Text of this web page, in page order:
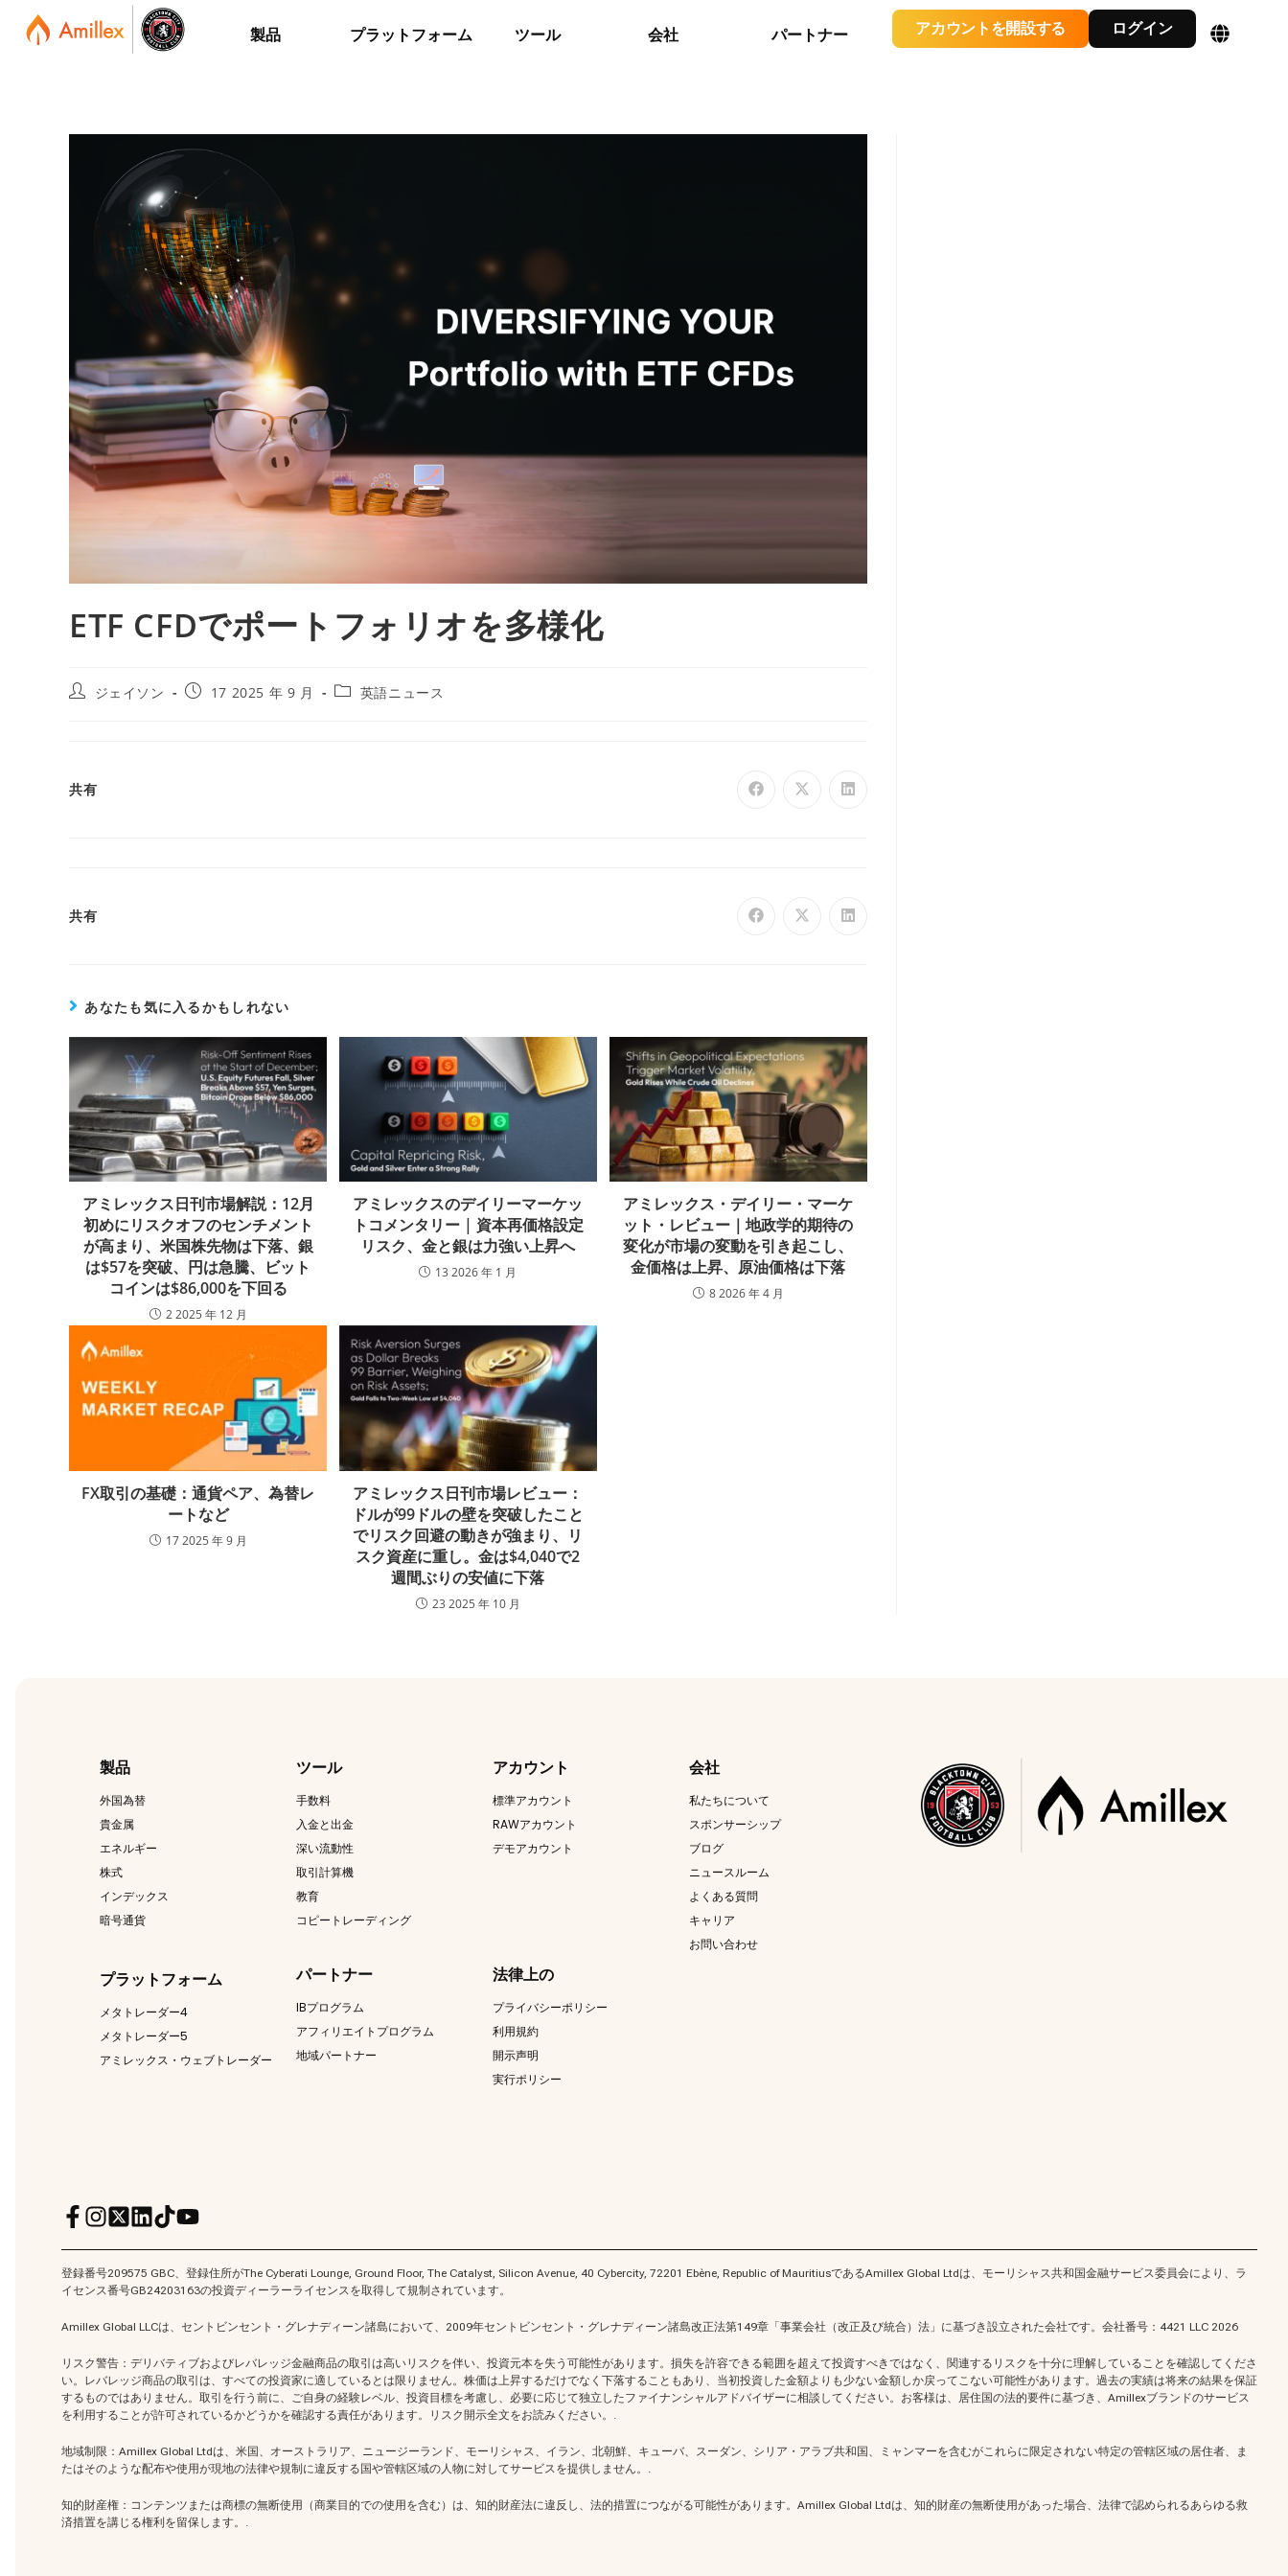
製品 プラットフォーム ツール 会社 パートナー アカウントを開設する ログイン
ETF CFDでポートフォリオを多様化
ジェイソン 17 2025 年 9 月 英語ニュース
共有
共有
あなたも気に入るかもしれない
アミレックス日刊市場解説：12月
初めにリスクオフのセンチメント
が高まり、米国株先物は下落、銀
は$57を突破、円は急騰、ビット
コインは$86,000を下回る
2 2025 年 12 月
アミレックスのデイリーマーケッ
トコメンタリー | 資本再価格設定
リスク、金と銀は力強い上昇へ
13 2026 年 1 月
アミレックス・デイリー・マーケ
ット・レビュー｜地政学的期待の
変化が市場の変動を引き起こし、
金価格は上昇、原油価格は下落
8 2026 年 4 月
FX取引の基礎：通貨ペア、為替レ
ートなど
17 2025 年 9 月
アミレックス日刊市場レビュー：
ドルが99ドルの壁を突破したこと
でリスク回避の動きが強まり、リ
スク資産に重し。金は$4,040で2
週間ぶりの安値に下落
23 2025 年 10 月
製品
外国為替
貴金属
エネルギー
株式
インデックス
暗号通貨
ツール
手数料
入金と出金
深い流動性
取引計算機
教育
コピートレーディング
アカウント
標準アカウント
RAWアカウント
デモアカウント
会社
私たちについて
スポンサーシップ
ブログ
ニュースルーム
よくある質問
キャリア
お問い合わせ
プラットフォーム
メタトレーダー4
メタトレーダー5
アミレックス・ウェブトレーダー
パートナー
IBプログラム
アフィリエイトプログラム
地域パートナー
法律上の
プライバシーポリシー
利用規約
開示声明
実行ポリシー
登録番号209575 GBC、登録住所がThe Cyberati Lounge, Ground Floor, The Catalyst, Silicon Avenue, 40 Cybercity, 72201 Ebène, Republic of MauritiusであるAmillex Global Ltdは、モーリシャス共和国金融サービス委員会により、ラ
イセンス番号GB24203163の投資ディーラーライセンスを取得して規制されています。
Amillex Global LLCは、セントビンセント・グレナディーン諸島において、2009年セントビンセント・グレナディーン諸島改正法第149章「事業会社（改正及び統合）法」に基づき設立された会社です。会社番号：4421 LLC 2026
リスク警告：デリバティブおよびレバレッジ金融商品の取引は高いリスクを伴い、投資元本を失う可能性があります。損失を許容できる範囲を超えて投資すべきではなく、関連するリスクを十分に理解していることを確認してくださ
い。レバレッジ商品の取引は、すべての投資家に適しているとは限りません。株価は上昇するだけでなく下落することもあり、当初投資した金額よりも少ない金額しか戻ってこない可能性があります。過去の実績は将来の結果を保証
するものではありません。取引を行う前に、ご自身の経験レベル、投資目標を考慮し、必要に応じて独立したファイナンシャルアドバイザーに相談してください。お客様は、居住国の法的要件に基づき、Amillexブランドのサービス
を利用することが許可されているかどうかを確認する責任があります。リスク開示全文をお読みください。.
地域制限：Amillex Global Ltdは、米国、オーストラリア、ニュージーランド、モーリシャス、イラン、北朝鮮、キューバ、スーダン、シリア・アラブ共和国、ミャンマーを含むがこれらに限定されない特定の管轄区域の居住者、ま
たはそのような配布や使用が現地の法律や規制に違反する国や管轄区域の人物に対してサービスを提供しません。.
知的財産権：コンテンツまたは商標の無断使用
（商業目的での使用を含む）は、知的財産法に違反し、法的措置につながる可能性があります。Amillex Global Ltdは、知的財産の無断使用があった場合、法律で認められるあらゆる救
済措置を講じる権利を留保します。.